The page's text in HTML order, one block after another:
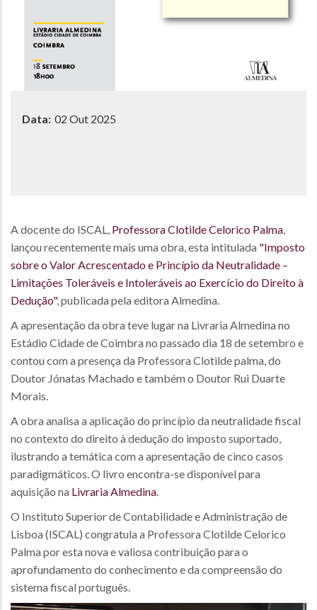
Data: 02 Out 2025
A docente do ISCAL, Professora Clotilde Celorico Palma,
lançou recentemente mais uma obra, esta intitulada "Imposto
sobre o Valor Acrescentado e Princípio da Neutralidade –
Limitações Toleráveis e Intoleráveis ao Exercício do Direito à
Dedução", publicada pela editora Almedina.
A apresentação da obra teve lugar na Livraria Almedina no
Estádio Cidade de Coimbra no passado dia 18 de setembro e
contou com a presença da Professora Clotilde palma, do
Doutor Jónatas Machado e também o Doutor Rui Duarte
Morais.
A obra analisa a aplicação do princípio da neutralidade fiscal
no contexto do direito à dedução do imposto suportado,
ilustrando a temática com a apresentação de cinco casos
paradigmáticos. O livro encontra-se disponível para
aquisição na Livraria Almedina.
O Instituto Superior de Contabilidade e Administração de
Lisboa (ISCAL) congratula a Professora Clotilde Celorico
Palma por esta nova e valiosa contribuição para o
aprofundamento do conhecimento e da compreensão do
sistema fiscal português.